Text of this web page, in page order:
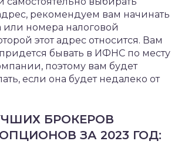
рекомендуем вам начинать
или номера налоговой
этот адрес относится. Вам
бывать в ИФНС по месту
поэтому вам будет
если она будет недалеко от
БРОКЕРОВ
ЗА 2023 ГОД: